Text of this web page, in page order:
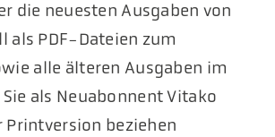
die neuesten Ausgaben von
als PDF-Dateien zum
alle älteren Ausgaben im
Sie als Neuabonnent Vitako
Printversion beziehen